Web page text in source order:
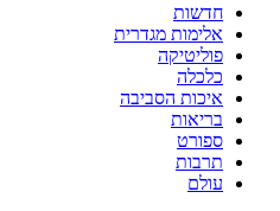
חדשות
אלימות מגדרית
פוליטיקה
כלכלה
איכות הסביבה
בריאות
ספורט
תרבות
עולם